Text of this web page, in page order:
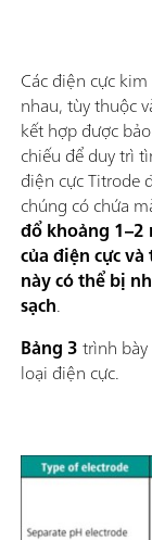
Các điện cực
nhau, tùy thuộc
kết hợp được
chiếu để duy trì
điện cực Titrode
chúng có chứa
đổ khoảng 1–2
của điện cực
này có thể bị
sạch.
Bảng 3trình
loại điện cực.